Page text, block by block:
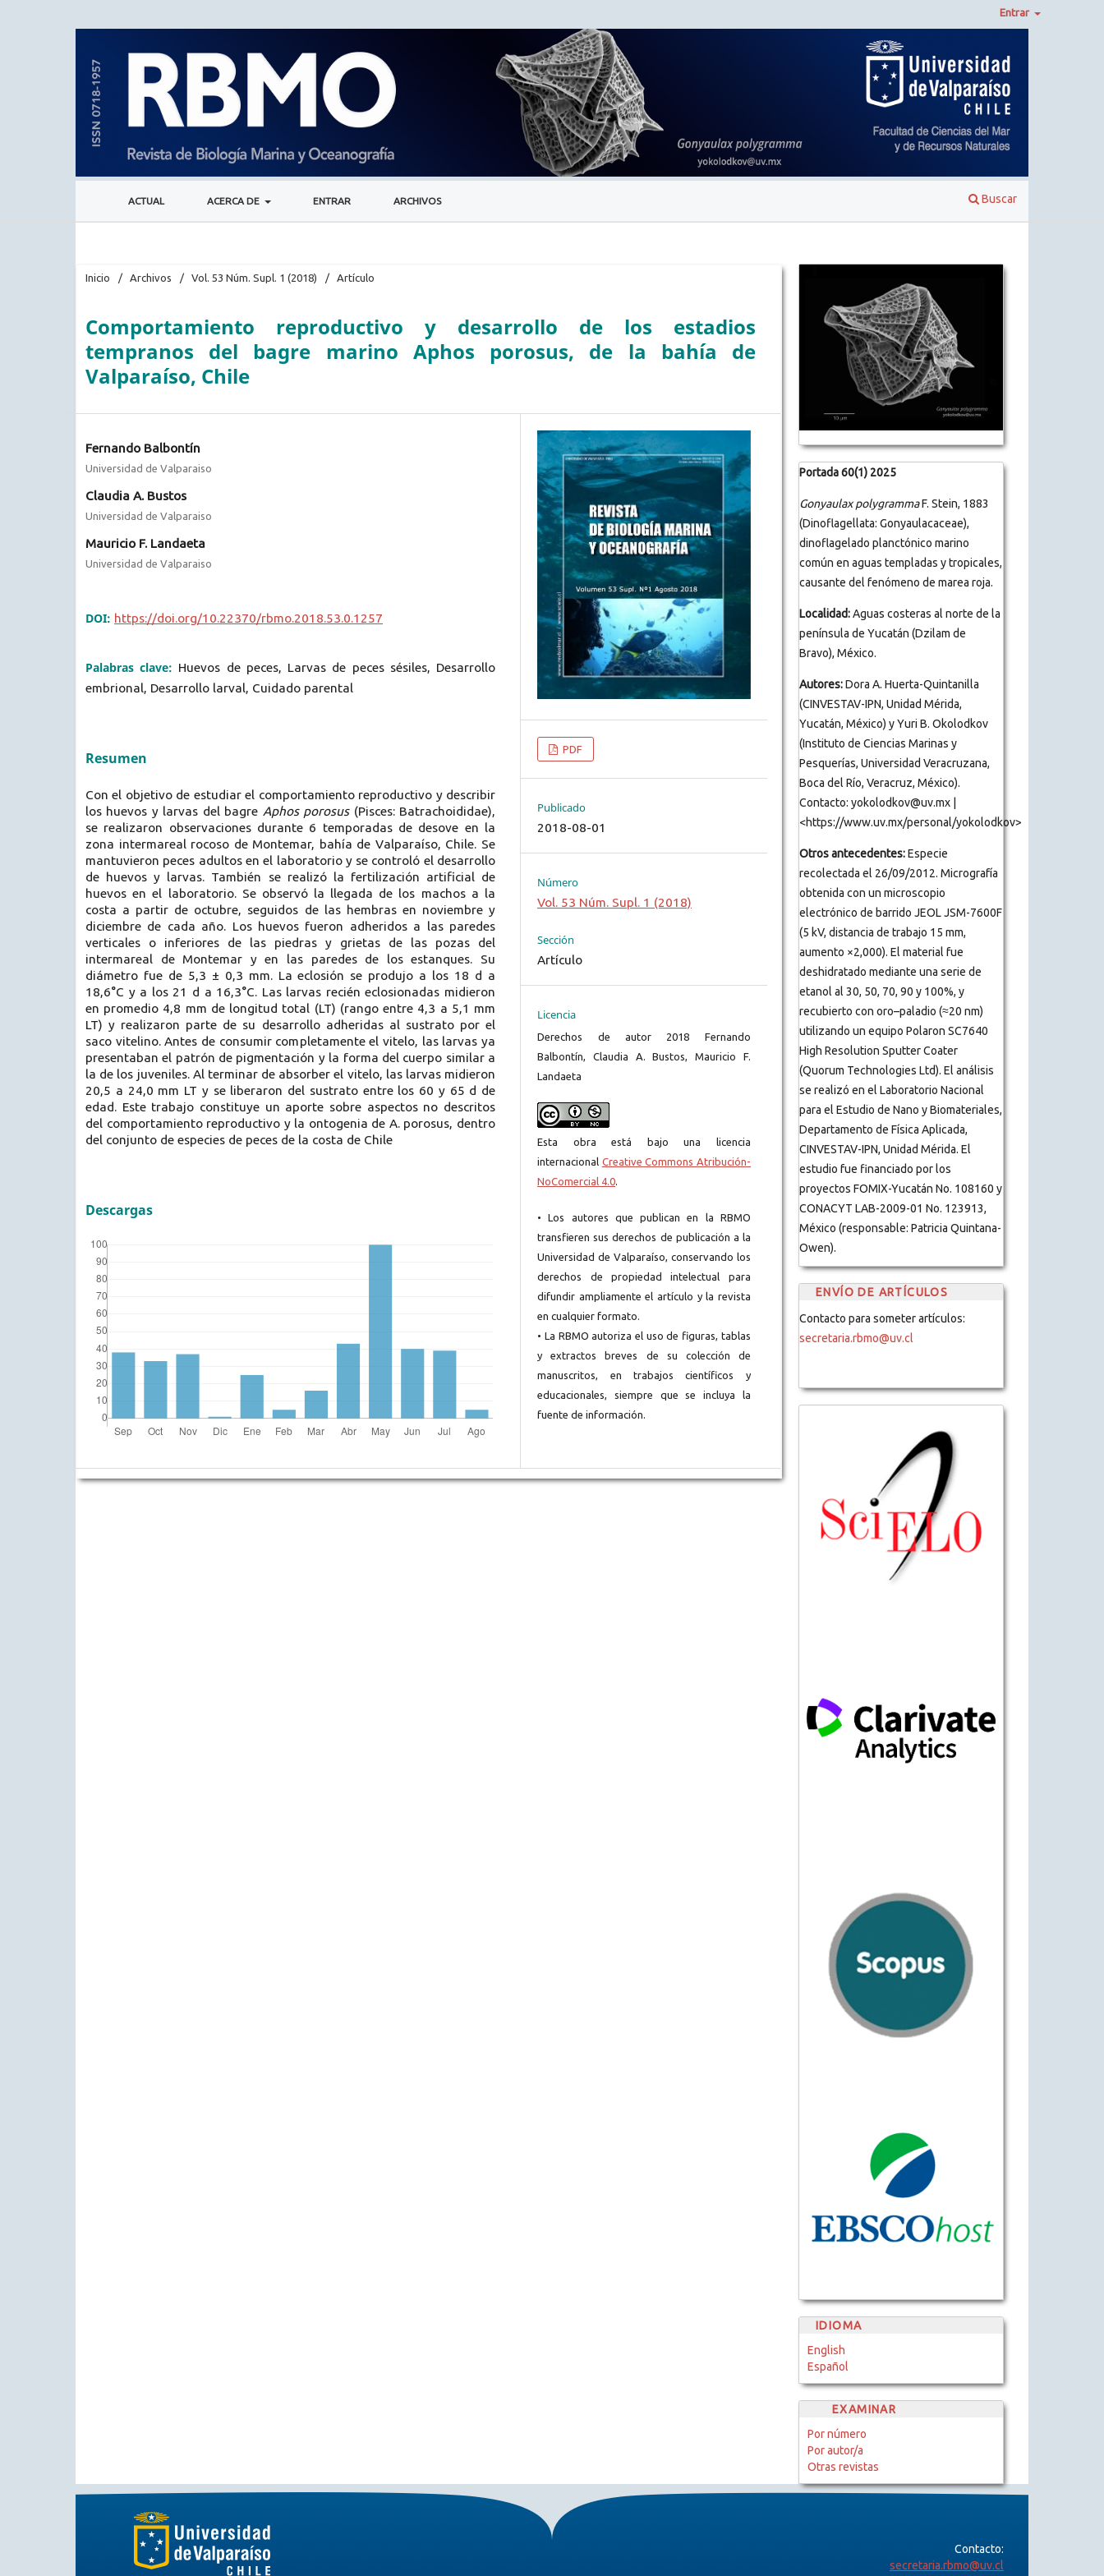
ACTUAL ACERCA DE ENTRAR ARCHIVOS Buscar
Entrar
Inicio / Archivos / Vol. 53 Núm. Supl. 1 (2018) / Artículo
Comportamiento reproductivo y desarrollo de los estadios
tempranos del bagre marino Aphos porosus, de la bahía de
Valparaíso, Chile
Fernando Balbontín
Universidad de Valparaiso
Claudia A. Bustos
Universidad de Valparaiso
Mauricio F. Landaeta
Universidad de Valparaiso
DOI: https://doi.org/10.22370/rbmo.2018.53.0.1257
Palabras clave: Huevos de peces, Larvas de peces sésiles, Desarrollo
embrional, Desarrollo larval, Cuidado parental
Resumen
Con el objetivo de estudiar el comportamiento reproductivo y describir
los huevos y larvas del bagre Aphos porosus(Pisces: Batrachoididae),
se realizaron observaciones durante 6 temporadas de desove en la
zona intermareal rocoso de Montemar, bahía de Valparaíso, Chile. Se
mantuvieron peces adultos en el laboratorio y se controló el desarrollo
de huevos y larvas. También se realizó la fertilización artificial de
huevos en el laboratorio. Se observó la llegada de los machos a la
costa a partir de octubre, seguidos de las hembras en noviembre y
diciembre de cada año. Los huevos fueron adheridos a las paredes
verticales o inferiores de las piedras y grietas de las pozas del
intermareal de Montemar y en las paredes de los estanques. Su
diámetro fue de 5,3 ± 0,3 mm. La eclosión se produjo a los 18 d a
18,6°C y a los 21 d a 16,3°C. Las larvas recién eclosionadas midieron
en promedio 4,8 mm de longitud total (LT) (rango entre 4,3 a 5,1 mm
LT) y realizaron parte de su desarrollo adheridas al sustrato por el
saco vitelino. Antes de consumir completamente el vitelo, las larvas ya
presentaban el patrón de pigmentación y la forma del cuerpo similar a
la de los juveniles. Al terminar de absorber el vitelo, las larvas midieron
20,5 a 24,0 mm LT y se liberaron del sustrato entre los 60 y 65 d de
edad. Este trabajo constituye un aporte sobre aspectos no descritos
del comportamiento reproductivo y la ontogenia de A. porosus, dentro
del conjunto de especies de peces de la costa de Chile
Descargas
PDF
Publicado
2018-08-01
Número
Vol. 53 Núm. Supl. 1 (2018)
Sección
Artículo
Licencia
Derechos de autor 2018 Fernando
Balbontín, Claudia A. Bustos, Mauricio F.
Landaeta
Esta obra está bajo una licencia
internacional Creative Commons Atribución-
NoComercial 4.0.
• Los autores que publican en la RBMO
transfieren sus derechos de publicación a la
Universidad de Valparaíso, conservando los
derechos de propiedad intelectual para
difundir ampliamente el artículo y la revista
en cualquier formato.
• La RBMO autoriza el uso de figuras, tablas
y extractos breves de su colección de
manuscritos, en trabajos científicos y
educacionales, siempre que se incluya la
fuente de información.
Portada 60(1) 2025
Gonyaulax polygrammaF. Stein, 1883
(Dinoflagellata: Gonyaulacaceae),
dinoflagelado planctónico marino
común en aguas templadas y tropicales,
causante del fenómeno de marea roja.
Localidad:Aguas costeras al norte de la
península de Yucatán (Dzilam de
Bravo), México.
Autores:Dora A. Huerta-Quintanilla
(CINVESTAV-IPN, Unidad Mérida,
Yucatán, México) y Yuri B. Okolodkov
(Instituto de Ciencias Marinas y
Pesquerías, Universidad Veracruzana,
Boca del Río, Veracruz, México).
Contacto: yokolodkov@uv.mx |
<https://www.uv.mx/personal/yokolodkov>
Otros antecedentes:Especie
recolectada el 26/09/2012. Micrografía
obtenida con un microscopio
electrónico de barrido JEOL JSM-7600F
(5 kV, distancia de trabajo 15 mm,
aumento ×2,000). El material fue
deshidratado mediante una serie de
etanol al 30, 50, 70, 90 y 100%, y
recubierto con oro–paladio (≈20 nm)
utilizando un equipo Polaron SC7640
High Resolution Sputter Coater
(Quorum Technologies Ltd). El análisis
se realizó en el Laboratorio Nacional
para el Estudio de Nano y Biomateriales,
Departamento de Física Aplicada,
CINVESTAV-IPN, Unidad Mérida. El
estudio fue financiado por los
proyectos FOMIX-Yucatán No. 108160 y
CONACYT LAB-2009-01 No. 123913,
México (responsable: Patricia Quintana-
Owen).
ENVÍO DE ARTÍCULOS
Contacto para someter artículos:
secretaria.rbmo@uv.cl
IDIOMA
English
Español
EXAMINAR
Por número
Por autor/a
Otras revistas
Contacto:
secretaria.rbmo@uv.cl